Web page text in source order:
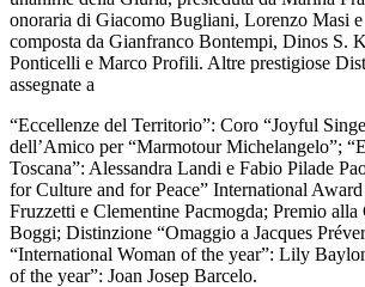
onoraria di Giacomo Bugliani, Lorenzo Masi
composta da Gianfranco Bontempi, Dinos S.
Ponticelli e Marco Profili. Altre prestigiose
assegnate a
“Eccellenze del Territorio”: Coro “Joyful
dell’Amico per “Marmotour Michelangelo”;
Toscana”: Alessandra Landi e Fabio Pilade
for Culture and for Peace” International
Fruzzetti e Clementine Pacmogda; Premio
Boggi; Distinzione “Omaggio a Jacques
“International Woman of the year”: Lily
of the year”: Joan Josep Barcelo.